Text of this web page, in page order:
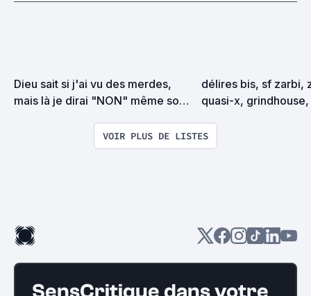
Dieu sait si j'ai vu des merdes,
mais là je dirai "NON" même sous
délires bis, sf zarbi,
quasi-x,
VOIR PLUS DE LISTES